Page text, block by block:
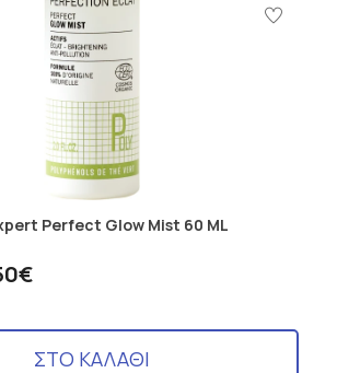
Perfect Glow Mist 60 ML
ΣΤΟ ΚΑΛΑΘΙ